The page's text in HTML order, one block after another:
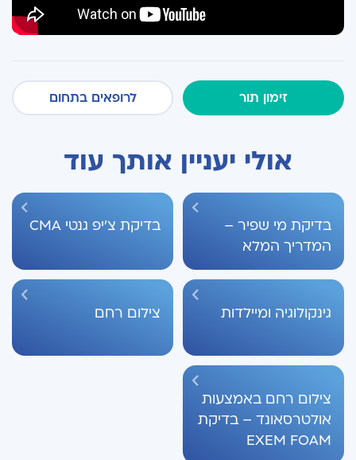
זימון תור לרופאים בתחום
אולי יעניין אותך עוד
בדיקת מי שפיר –
המדריך המלא
בדיקת צ'יפ גנטי CMA
גינקולוגיה ומיילדות צילום רחם
צילום רחם באמצעות
אולטרסאונד – בדיקת
EXEM FOAM